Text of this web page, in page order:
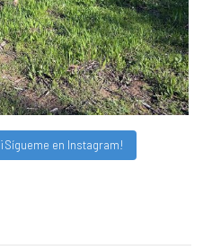
¡Sígueme en Instagram!